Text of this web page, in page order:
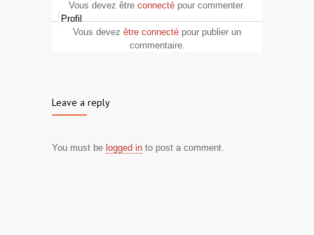
Vous devez être connecté pour commenter.
Profil
Vous devez être connecté pour publier un
commentaire.
Leave a reply
You must be logged in to post a comment.